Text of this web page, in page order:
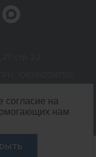
согласие на
нам